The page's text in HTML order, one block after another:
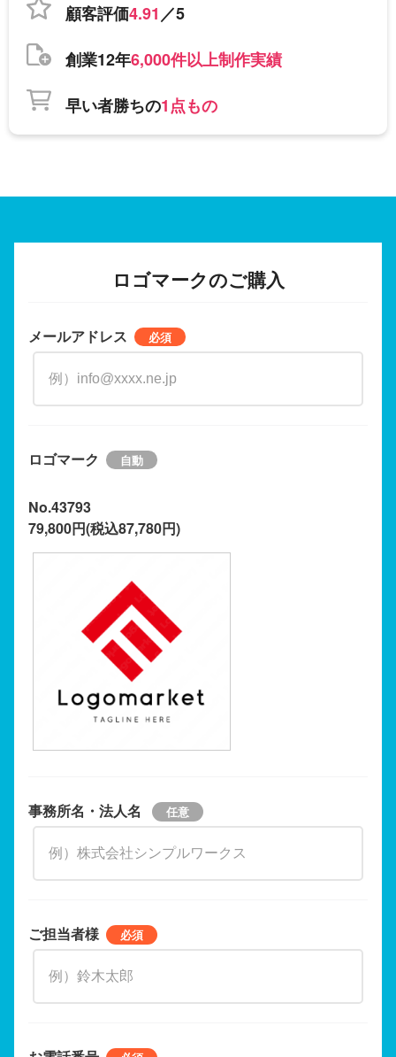
顧客評価4.91／5
創業12年6,000件以上制作実績
早い者勝ちの1点もの
ロゴマークのご購入
メールアドレス
ロゴマーク
No.43793
79,800円(税込87,780円)
事務所名・法人名
ご担当者様